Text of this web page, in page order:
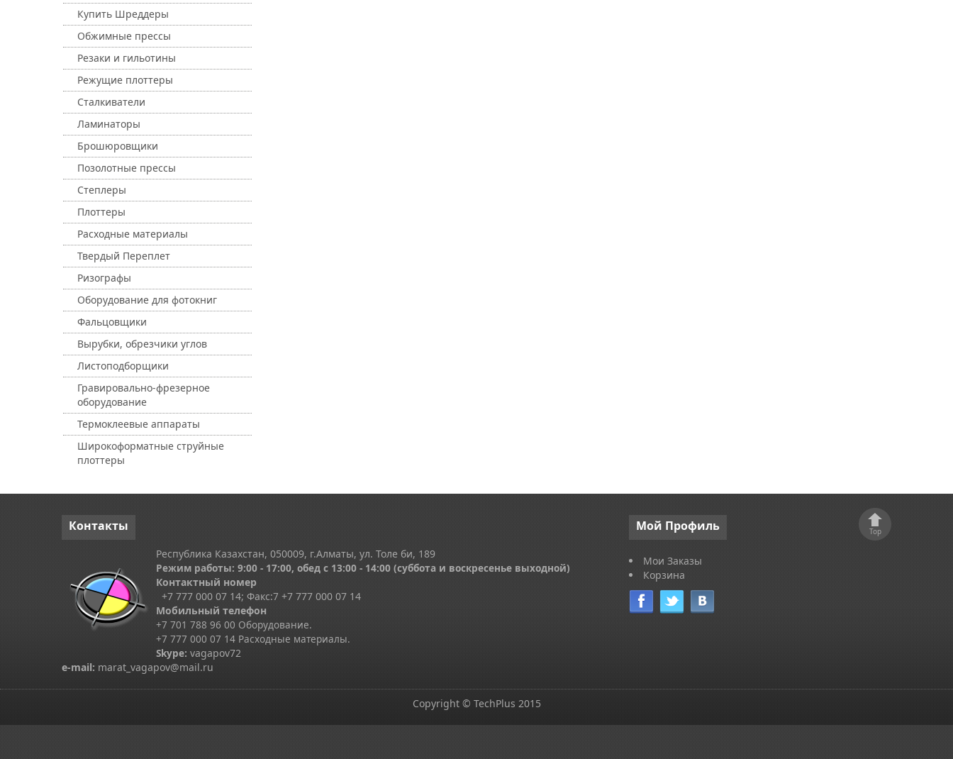
Купить Шреддеры
Обжимные прессы
Резаки и гильотины
Режущие плоттеры
Сталкиватели
Ламинаторы
Брошюровщики
Позолотные прессы
Степлеры
Плоттеры
Расходные материалы
Твердый Переплет
Ризографы
Оборудование для фотокниг
Фальцовщики
Вырубки, обрезчики углов
Листоподборщики
Гравировально-фрезерное
оборудование
Термоклеевые аппараты
Широкоформатные струйные
плоттеры
Контакты
Республика Казахстан, 050009, г.Алматы, ул. Толе би, 189
Режим работы: 9:00 - 17:00, обед с 13:00 - 14:00 (суббота и воскресенье выходной)
Контактный номер
+7 777 000 07 14; Факс:7 +7 777 000 07 14
Мобильный телефон
+7 701 788 96 00 Оборудование.
+7 777 000 07 14 Расходные материалы.
Skype: vagapov72
e-mail: marat_vagapov@mail.ru
Мой Профиль
Мои Заказы
Корзина
Top
Copyright © TechPlus 2015